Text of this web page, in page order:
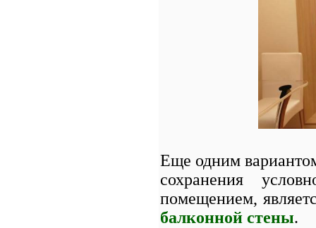
Еще одним
сохранения
помещением,
балконной стены.